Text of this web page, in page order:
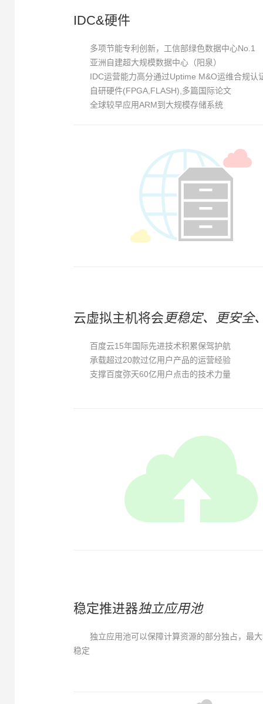
IDC&硬件
多项节能专利创新，工信部绿色数据中心No.1
亚洲自建超大规模数据中心（阳泉）
IDC运营能力高分通过Uptime M&O运维合规认
自研硬件(FPGA,FLASH),多篇国际论文
全球较早应用ARM到大规模存储系统
云虚拟主机将会更稳定、更安全
百度云15年国际先进技术积累保驾护航
承载超过20款过亿用户产品的运营经验
支撑百度弥天60亿用户点击的技术力量
稳定推进器独立应用池
独立应用池可以保障计算资源的部分独占，最
稳定